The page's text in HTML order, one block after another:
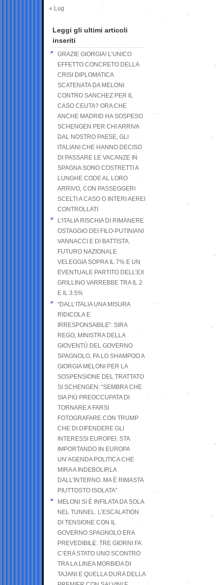
« Lug
Leggi gli ultimi articoli
inseriti
GRAZIE GIORGIA! L’UNICO
EFFETTO CONCRETO DELLA
CRISI DIPLOMATICA
SCATENATA DA MELONI
CONTRO SANCHEZ PER IL
CASO CEUTA? ORA CHE
ANCHE MADRID HA SOSPESO
SCHENGEN PER CHI ARRIVA
DAL NOSTRO PAESE, GLI
ITALIANI CHE HANNO DECISO
DI PASSARE LE VACANZE IN
SPAGNA SONO COSTRETTI A
LUNGHE CODE AL LORO
ARRIVO, CON PASSEGGERI
SCELTI A CASO O INTERI AEREI
CONTROLLATI
L’ITALIA RISCHIA DI RIMANERE
OSTAGGIO DEI FILO-PUTINIANI
VANNACCI E DI BATTISTA.
FUTURO NAZIONALE
VELEGGIA SOPRA IL 7% E UN
EVENTUALE PARTITO DELL’EX
GRILLINO VARREBBE TRA IL 2
E IL 3.5%
“DALL’ITALIA UNA MISURA
RIDICOLA E
IRRESPONSABILE”: SIRA
REGO, MINISTRA DELLA
GIOVENTÙ DEL GOVERNO
SPAGNOLO, FA LO SHAMPOO A
GIORGIA MELONI PER LA
SOSPENSIONE DEL TRATTATO
SI SCHENGEN: “SEMBRA CHE
SIA PIÙ PREOCCUPATA DI
TORNARE A FARSI
FOTOGRAFARE CON TRUMP
CHE DI DIFENDERE GLI
INTERESSI EUROPEI. STA
IMPORTANDO IN EUROPA
UN’AGENDA POLITICA CHE
MIRA A INDEBOLIRLA
DALL’INTERNO. MA È RIMASTA
PIUTTOSTO ISOLATA”
MELONI SI È INFILATA DA SOLA
NEL TUNNEL. L’ESCALATION
DI TENSIONE CON IL
GOVERNO SPAGNOLO ERA
PREVEDIBILE: TRE GIORNI FA
C’ERA STATO UNO SCONTRO
TRA LA LINEA MORBIDA DI
TAJANI E QUELLA DURA DELLA